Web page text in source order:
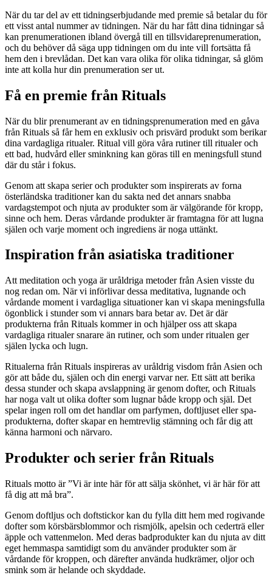
När du tar del av ett tidningserbjudande med premie så betalar du för
ett visst antal nummer av tidningen. När du har fått dina tidningar så
kan prenumerationen ibland övergå till en tillsvidareprenumeration,
och du behöver då säga upp tidningen om du inte vill fortsätta få
hem den i brevlådan. Det kan vara olika för olika tidningar, så glöm
inte att kolla hur din prenumeration ser ut.
Få en premie från Rituals
När du blir prenumerant av en tidningsprenumeration med en gåva
från Rituals så får hem en exklusiv och prisvärd produkt som berikar
dina vardagliga ritualer. Ritual vill göra våra rutiner till ritualer och
ett bad, hudvård eller sminkning kan göras till en meningsfull stund
där du står i fokus.
Genom att skapa serier och produkter som inspirerats av forna
österländska traditioner kan du sakta ned det annars snabba
vardagstempot och njuta av produkter som är välgörande för kropp,
sinne och hem. Deras vårdande produkter är framtagna för att lugna
själen och varje moment och ingrediens är noga uttänkt.
Inspiration från asiatiska traditioner
Att meditation och yoga är uråldriga metoder från Asien visste du
nog redan om. När vi införlivar dessa meditativa, lugnande och
vårdande moment i vardagliga situationer kan vi skapa meningsfulla
ögonblick i stunder som vi annars bara betar av. Det är där
produkterna från Rituals kommer in och hjälper oss att skapa
vardagliga ritualer snarare än rutiner, och som under ritualen ger
själen lycka och lugn.
Ritualerna från Rituals inspireras av uråldrig visdom från Asien och
gör att både du, själen och din energi varvar ner. Ett sätt att berika
dessa stunder och skapa avslappning är genom dofter, och Rituals
har noga valt ut olika dofter som lugnar både kropp och själ. Det
spelar ingen roll om det handlar om parfymen, doftljuset eller spa-
produkterna, dofter skapar en hemtrevlig stämning och får dig att
känna harmoni och närvaro.
Produkter och serier från Rituals
Rituals motto är ”Vi är inte här för att sälja skönhet, vi är här för att
få dig att må bra”.
Genom doftljus och doftstickor kan du fylla ditt hem med rogivande
dofter som körsbärsblommor och rismjölk, apelsin och cederträ eller
äpple och vattenmelon. Med deras badprodukter kan du njuta av ditt
eget hemmaspa samtidigt som du använder produkter som är
vårdande för kroppen, och därefter använda hudkrämer, oljor och
smink som är helande och skyddade.